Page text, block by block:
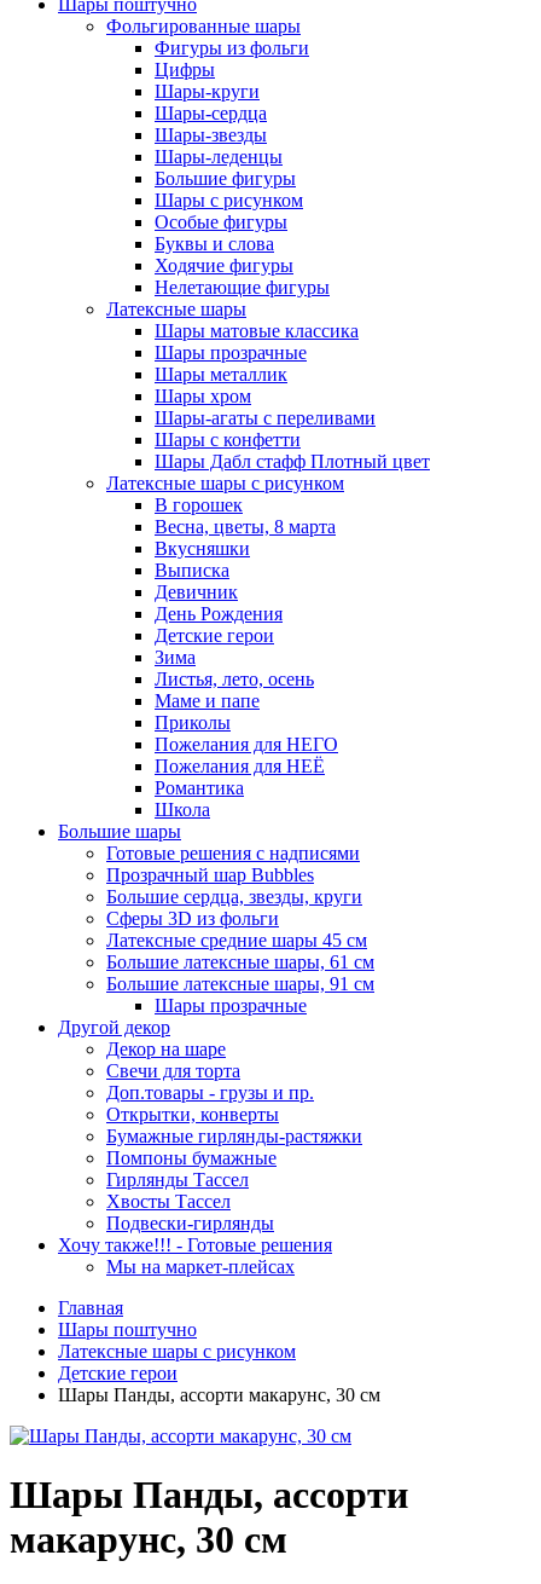
Шары поштучно
Фольгированные шары
Фигуры из фольги
Цифры
Шары-круги
Шары-сердца
Шары-звезды
Шары-леденцы
Большие фигуры
Шары с рисунком
Особые фигуры
Буквы и слова
Ходячие фигуры
Нелетающие фигуры
Латексные шары
Шары матовые классика
Шары прозрачные
Шары металлик
Шары хром
Шары-агаты с переливами
Шары с конфетти
Шары Дабл стафф Плотный цвет
Латексные шары с рисунком
В горошек
Весна, цветы, 8 марта
Вкусняшки
Выписка
Девичник
День Рождения
Детские герои
Зима
Листья, лето, осень
Маме и папе
Приколы
Пожелания для НЕГО
Пожелания для НЕЁ
Романтика
Школа
Большие шары
Готовые решения с надписями
Прозрачный шар Bubbles
Большие сердца, звезды, круги
Сферы 3D из фольги
Латексные средние шары 45 см
Большие латексные шары, 61 см
Большие латексные шары, 91 см
Шары прозрачные
Другой декор
Декор на шаре
Свечи для торта
Доп.товары - грузы и пр.
Открытки, конверты
Бумажные гирлянды-растяжки
Помпоны бумажные
Гирлянды Тассел
Хвосты Тассел
Подвески-гирлянды
Хочу также!!! - Готовые решения
Мы на маркет-плейсах
Главная
Шары поштучно
Латексные шары с рисунком
Детские герои
Шары Панды, ассорти макарунс, 30 см
Шары Панды, ассорти
макарунс, 30 см